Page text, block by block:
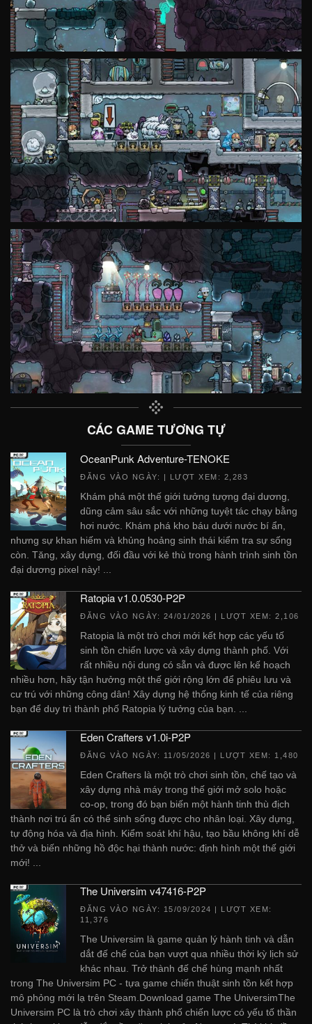
CÁC GAME TƯƠNG TỰ
OceanPunk Adventure-TENOKE
ĐĂNG VÀO NGÀY: | LƯỢT XEM: 2,283
Khám phá một thế giới tưởng tượng đại dương,
dũng cảm sâu sắc với những tuyệt tác chạy bằng
hơi nước. Khám phá kho báu dưới nước bí ẩn,
nhưng sự khan hiếm và khủng hoảng sinh thái kiểm tra sự sống
còn. Tăng, xây dựng, đối đầu với kẻ thù trong hành trình sinh tồn
đại dương pixel này! ...
Ratopia v1.0.0530-P2P
ĐĂNG VÀO NGÀY: 24/01/2026 | LƯỢT XEM: 2,106
Ratopia là một trò chơi mới kết hợp các yếu tố
sinh tồn chiến lược và xây dựng thành phố. Với
rất nhiều nội dung có sẵn và được lên kế hoạch
nhiều hơn, hãy tận hưởng một thế giới rộng lớn để phiêu lưu và
cư trú với những công dân! Xây dựng hệ thống kinh tế của riêng
bạn để duy trì thành phố Ratopia lý tưởng của bạn. ...
Eden Crafters v1.0i-P2P
ĐĂNG VÀO NGÀY: 11/05/2026 | LƯỢT XEM: 1,480
Eden Crafters là một trò chơi sinh tồn, chế tạo và
xây dựng nhà máy trong thế giới mở solo hoặc
co-op, trong đó bạn biến một hành tinh thù địch
thành nơi trú ẩn có thể sinh sống được cho nhân loại. Xây dựng,
tự động hóa và địa hình. Kiểm soát khí hậu, tạo bầu không khí dễ
thở và biến những hồ độc hại thành nước: định hình một thế giới
mới! ...
The Universim v47416-P2P
ĐĂNG VÀO NGÀY: 15/09/2024 | LƯỢT XEM:
11,376
The Universim là game quản lý hành tinh và dẫn
dắt đế chế của bạn vượt qua nhiều thời kỳ lịch sử
khác nhau. Trở thành đế chế hùng mạnh nhất
trong The Universim PC - tựa game chiến thuật sinh tồn kết hợp
mô phỏng mới lạ trên Steam.Download game The UniversimThe
Universim PC là trò chơi xây thành phố chiến lược có yếu tố thần